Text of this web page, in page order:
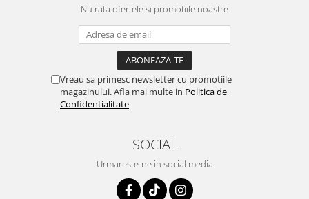
Nu rata ofertele si promotiile noastre
Vreau sa primesc newsletter cu promotiile
magazinului. Afla mai multe in Politica de
Confidentialitate
SOCIAL
Urmareste-ne in social media